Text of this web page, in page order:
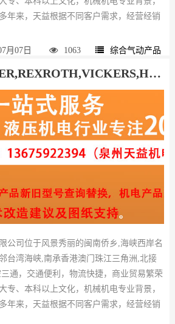
年来，天益根据不同客户需求，经营经销
月07日 1063 综合气动产品
液压气动产品厂家
公司位于风景秀丽的闽南侨乡,海峡西岸名
台湾海峡,南承香港澳门珠江三角洲,北接
通，交通便利，物流快捷，商业贸易繁荣
专、本科以上文化，机械机电专业背景，
年来，天益根据不同客户需求，经营经销